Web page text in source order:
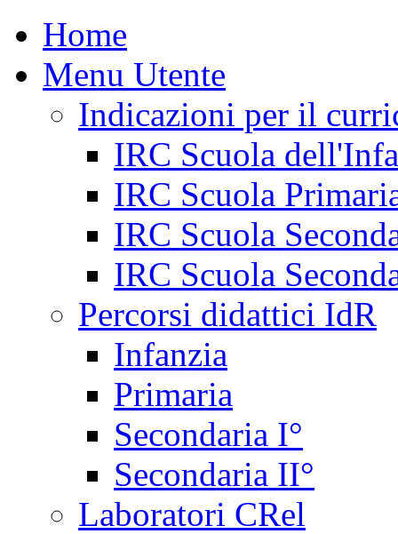
Home
Menu Utente
Indicazioni per il
IRC Scuola
IRC Scuola
IRC Scuola
IRC Scuola
Percorsi didattici IdR
Infanzia
Primaria
Secondaria I°
Secondaria II°
Laboratori CRel